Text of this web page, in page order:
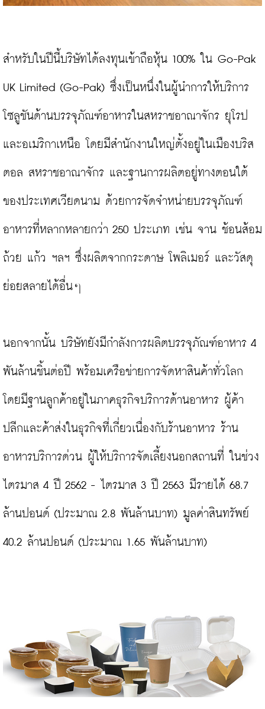
สำหรับในปีนี้บริษัทได้ลงทุนเข้าถือหุ้น 100% ใน Go-Pak
UK Limited (Go-Pak) ซึ่งเป็นหนึ่งในผู้นำการให้บริการ
โซลูชันด้านบรรจุภัณฑ์อาหารในสหราชอาณาจักร ยุโรป
และอเมริกาเหนือ โดยมีสำนักงานใหญ่ตั้งอยู่ในเมืองบริส
ตอล สหราชอาณาจักร และฐานการผลิตอยู่ทางตอนใต้
ของประเทศเวียดนาม ด้วยการจัดจำหน่ายบรรจุภัณฑ์
อาหารที่หลากหลายกว่า 250 ประเภท เช่น จาน ช้อนส้อม
ถ้วย แก้ว ฯลฯ ซึ่งผลิตจากกระดาษ โพลิเมอร์ และวัสดุ
ย่อยสลายได้อื่นๆ
นอกจากนั้น บริษัทยังมีกำลังการผลิตบรรจุภัณฑ์อาหาร 4
พันล้านชิ้นต่อปี พร้อมเครือข่ายการจัดหาสินค้าทั่วโลก
โดยมีฐานลูกค้าอยู่ในภาคธุรกิจบริการด้านอาหาร ผู้ค้า
ปลีกและค้าส่งในธุรกิจที่เกี่ยวเนื่องกับร้านอาหาร ร้าน
อาหารบริการด่วน ผู้ให้บริการจัดเลี้ยงนอกสถานที่ ในช่วง
ไตรมาส 4 ปี 2562 - ไตรมาส 3 ปี 2563 มีรายได้ 68.7
ล้านปอนด์ (ประมาณ 2.8 พันล้านบาท) มูลค่าสินทรัพย์
40.2 ล้านปอนด์ (ประมาณ 1.65 พันล้านบาท)